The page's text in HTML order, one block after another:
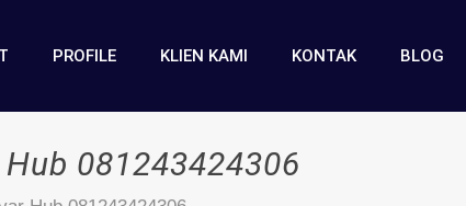
PROFILE KLIEN KAMI KONTAK BLOG
081243424306